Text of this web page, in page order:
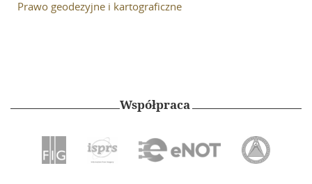
Ośrodki naukowe
Standardy techniczne
Prawo geodezyjne i kartograficzne
Współpraca